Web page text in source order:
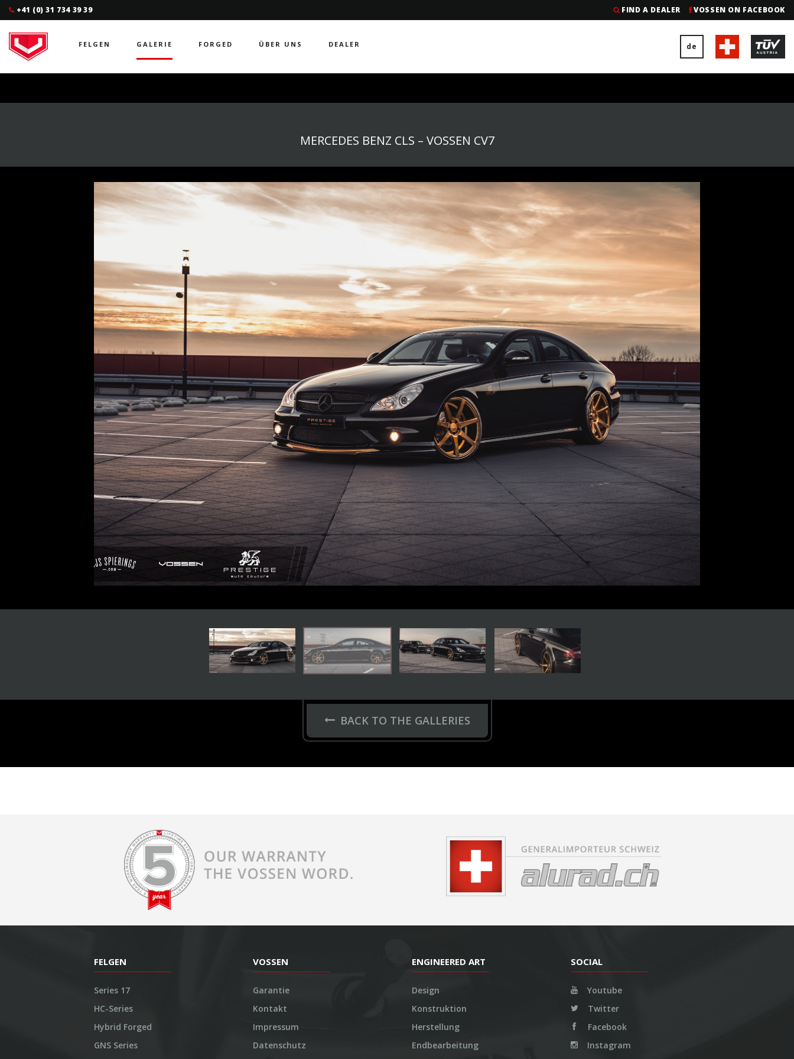
+41 (0) 31 734 39 39 FIND A DEALER VOSSEN ON FACEBOOK
FELGEN GALERIE FORGED ÜBER UNS DEALER de
MERCEDES BENZ CLS – VOSSEN CV7
BACK TO THE GALLERIES
FELGEN
Series 17
HC-Series
Hybrid Forged
GNS Series
VOSSEN
Garantie
Kontakt
Impressum
Datenschutz
ENGINEERED ART
Design
Konstruktion
Herstellung
Endbearbeitung
SOCIAL
Youtube
Twitter
Facebook
Instagram